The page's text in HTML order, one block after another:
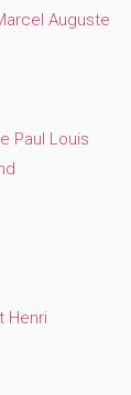
Auguste
Paul Louis
Henri